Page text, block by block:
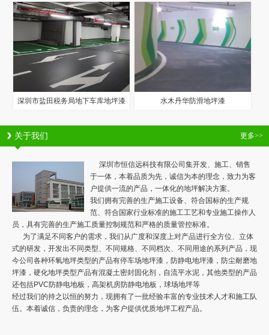
深圳市盐田税务局地下车库地坪漆 水木丹华防滑地坪漆
更多>>
关于我们
深圳市恒信远科技有限公司集开发、施工、销售
于一体，本着品质为先，诚信为本的理念，致力为客
户提供一流的产品，一体化的地坪解决方案。
我们拥有完善的生产施工设备、符合国标的生产规
范、符合国家行业标准的施工工艺和专业施工操作人
员，具有完善的生产施工质量控制规范和严格的质量管控标准。
为了满足不同客户的需求，我们从广度和深度上对产品进行全方位、立体
式的研发，开发出不同类型、不同规格、不同档次、不同用途的系列产品，现
今公司各种环氧地坪类型的产品有停车场地坪漆，防静电地坪漆，防尘耐磨地
坪漆，硬化地坪类型产品有混凝土密封固化剂，自流平水泥，其他类型的产品
还包括PVC防静电地板，高架机房防静电地板，球场地坪等
经过我们的持之以恒的努力，现拥有了一批经验丰富的专业技术人才和施工队
伍。本着诚信，负责的理念，为客户提供优质地坪工程产品。